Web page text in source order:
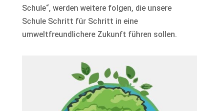
Schule“, werden weitere folgen, die unsere
Schule Schritt für Schritt in eine
umweltfreundlichere Zukunft führen sollen.